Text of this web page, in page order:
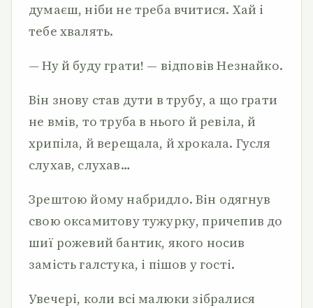
думаєш, ніби не треба вчитися. Хай і
тебе хвалять.
— Ну й буду грати! — відповів Незнайко.
Він знову став дути в трубу, а що грати
не вмів, то труба в нього й ревіла, й
хрипіла, й верещала, й хрокала. Гусля
слухав, слухав…
Зрештою йому набридло. Він одягнув
свою оксамитову тужурку, причепив до
шиї рожевий бантик, якого носив
замість галстука, і пішов у гості.
Увечері, коли всі малюки зібралися